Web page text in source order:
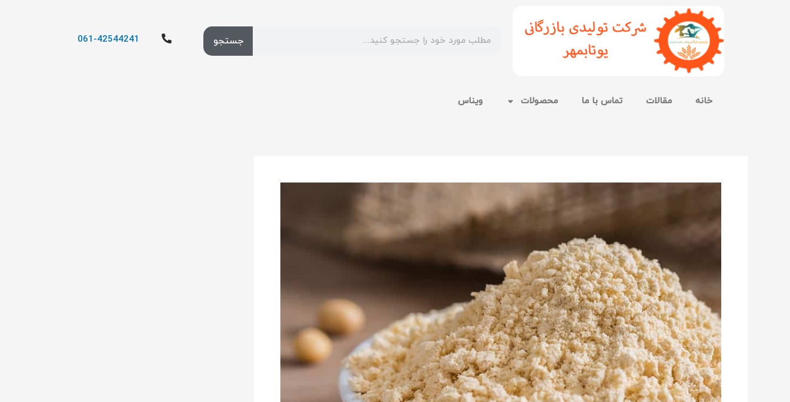
جستجو 061-42544241
خانه مقالات تماس با ما محصولات ویناس